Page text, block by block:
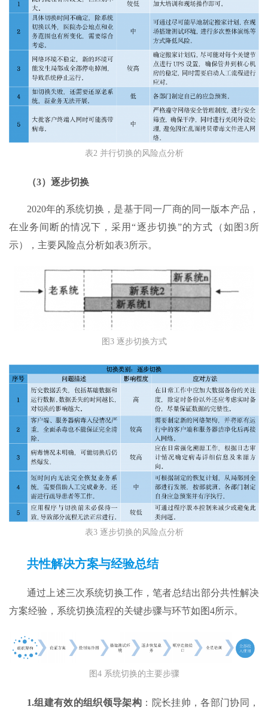
表2 并行切换的风险点分析
（3）逐步切换
2020年的系统切换，是基于同一厂商的同一版本产品，
在业务间断的情况下，采用“逐步切换”的方式（如图3所
示），主要风险点分析如表3所示。
图3 逐步切换方式
表3 逐步切换的风险点分析
共性解决方案与经验总结
通过上述三次系统切换工作，笔者总结出部分共性解决
方案经验，系统切换流程的关键步骤与环节如图4所示。
图4 系统切换的主要步骤
1.组建有效的组织领导架构 ：院长挂帅，各部门协同，